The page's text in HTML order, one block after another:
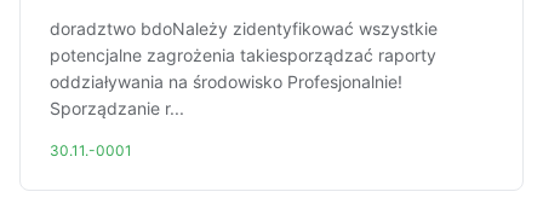
doradztwo bdoNależy zidentyfikować wszystkie
potencjalne zagrożenia takiesporządzać raporty
oddziaływania na środowisko Profesjonalnie!
Sporządzanie r...
30.11.-0001